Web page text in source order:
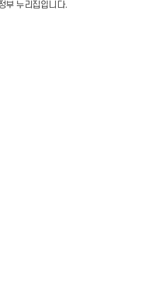
부 누리집입니다.